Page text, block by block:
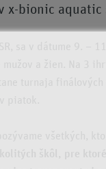
x-bionic aquatic
sa v dátume 9. –
a žien. Na 3
turnaja finálových
piatok.
všetkých,